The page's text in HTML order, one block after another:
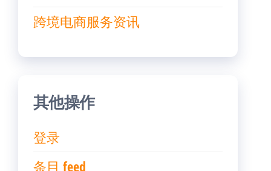
跨境电商服务资讯
其他操作
登录
条目 feed